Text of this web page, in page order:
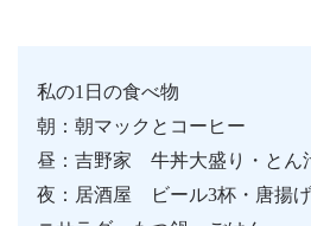
私の1日の食べ物
朝：朝マックとコーヒー
昼：吉野家 牛丼大盛り・とん
夜：居酒屋 ビール3杯・唐揚